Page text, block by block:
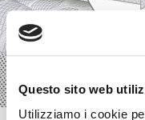
Questo sito web
Utilizziamo i cookie